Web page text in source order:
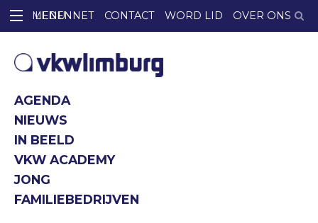
LEDENNET CONTACT WORD LID OVER ONS
AGENDA
NIEUWS
IN BEELD
VKW ACADEMY
JONG
FAMILIEBEDRIJVEN